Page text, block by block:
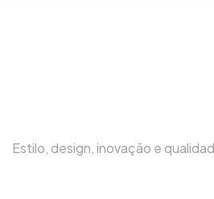
Estilo, design, inovação e